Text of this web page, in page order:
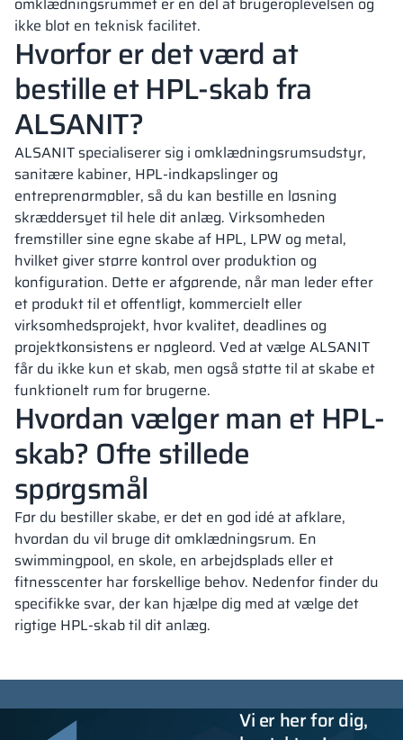
ikke blot en teknisk facilitet.
Hvorfor er det værd at
bestille et HPL-skab fra
ALSANIT?
ALSANIT specialiserer sig i omklædningsrumsudstyr,
sanitære kabiner, HPL-indkapslinger og
entreprenørmøbler, så du kan bestille en løsning
skræddersyet til hele dit anlæg. Virksomheden
fremstiller sine egne skabe af HPL, LPW og metal,
hvilket giver større kontrol over produktion og
konfiguration. Dette er afgørende, når man leder efter
et produkt til et offentligt, kommercielt eller
virksomhedsprojekt, hvor kvalitet, deadlines og
projektkonsistens er nøgleord. Ved at vælge ALSANIT
får du ikke kun et skab, men også støtte til at skabe et
funktionelt rum for brugerne.
Hvordan vælger man et HPL-
skab? Ofte stillede
spørgsmål
Før du bestiller skabe, er det en god idé at afklare,
hvordan du vil bruge dit omklædningsrum. En
swimmingpool, en skole, en arbejdsplads eller et
fitnesscenter har forskellige behov. Nedenfor finder du
specifikke svar, der kan hjælpe dig med at vælge det
rigtige HPL-skab til dit anlæg.
Vi er her for dig,